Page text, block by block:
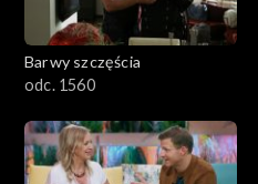
Barwy szczęścia
odc. 1560